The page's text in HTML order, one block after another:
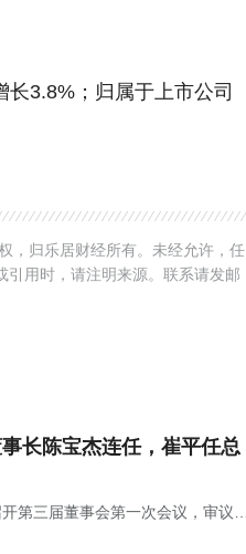
3.8%；归属于上市公司
，归乐居财经所有。未经允许，任
用时，请注明来源。联系请发邮
长陈宝杰连任，崔平任总
第三届董事会第一次会议，审议通